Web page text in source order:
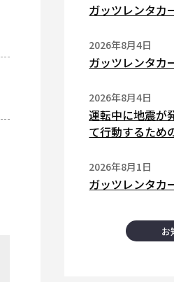
ガッツレンタカ
2026年8月4日
ガッツレンタカ
2026年8月4日
運転中に地震が
て行動するため
2026年8月1日
ガッツレンタカ
お